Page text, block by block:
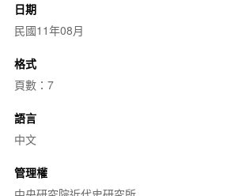
日期
民國11年08月
格式
頁數：7
語言
中文
管理權